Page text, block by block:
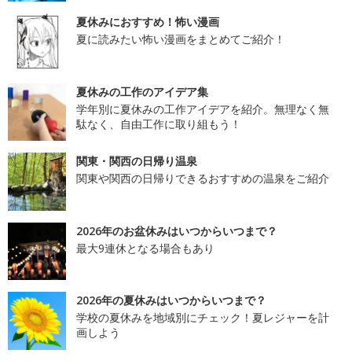
夏休みにおすすめ！怖い漫画
夏に読みたい怖い漫画をまとめてご紹介！
夏休みの工作のアイデア集
学年別に夏休みの工作アイデアを紹介。無理なく無
駄なく、自由工作に取り組もう！
関東・関西の日帰り温泉
関東や関西の日帰りできるおすすめの温泉をご紹介
2026年のお盆休みはいつからいつまで？
最大9連休となる場合もあり
2026年の夏休みはいつからいつまで？
学校の夏休みを地域別にチェック！夏レジャーを計
画しよう